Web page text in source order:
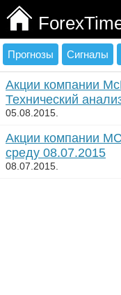
Прогнозы Сигналы
Акции компании
Технический
05.08.2015.
Акции компании
среду 08.07.2015
08.07.2015.